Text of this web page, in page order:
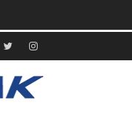
TwitterInstagram